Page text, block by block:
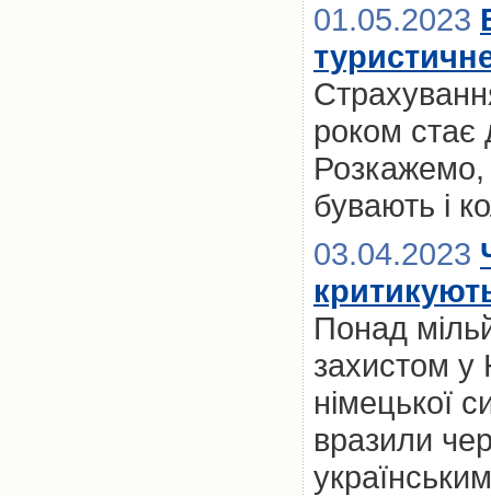
01.05.2023
роком стає
Розкажемо,
бувають і
03.04.2023
Понад
захистом у
німецької
вразили